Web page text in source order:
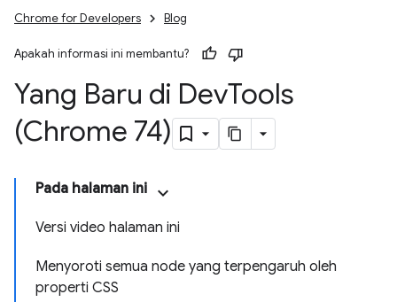
Chrome for Developers Blog
Apakah informasi ini membantu?
Yang Baru di DevTools
(Chrome 74)
Pada halaman ini
Versi video halaman ini
Menyoroti semua node yang terpengaruh oleh
properti CSS